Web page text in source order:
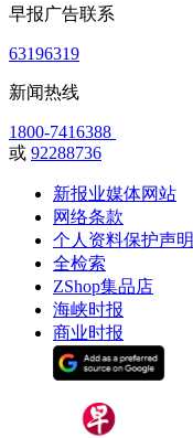
早报广告联系
63196319
新闻热线
1800-7416388
或 92288736
新报业媒体网站
网络条款
个人资料保护声明
全检索
ZShop集品店
海峡时报
商业时报